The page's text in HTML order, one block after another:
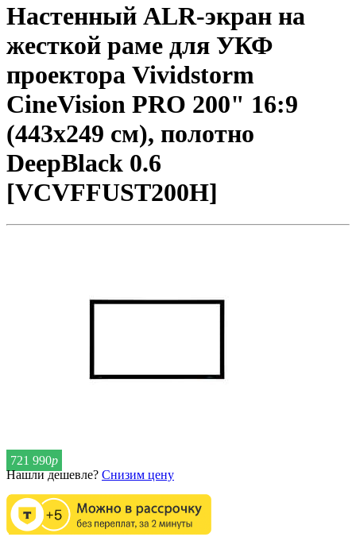
Настенный ALR-экран на
жесткой раме для УКФ
проектора Vividstorm
CineVision PRO 200" 16:9
(443x249 см), полотно
DeepBlack 0.6
[VCVFFUST200H]
721 990р
Нашли дешевле? Снизим цену